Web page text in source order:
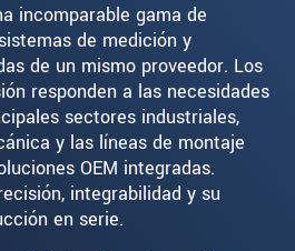
incomparable gama de
de medición y
de un mismo proveedor. Los
responden a las necesidades
sectores industriales,
y las líneas de montaje
OEM integradas.
integrabilidad y su
en serie.